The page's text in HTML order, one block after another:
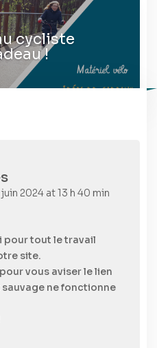
cycliste
!
2024 at 13 h 40 min
pour tout le travail
site.
vous aviser le lien
ne fonctionne